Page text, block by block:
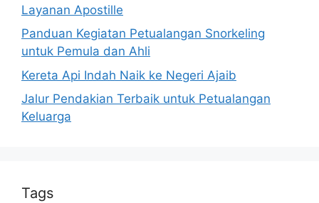
Layanan Apostille
Panduan Kegiatan Petualangan Snorkeling
untuk Pemula dan Ahli
Kereta Api Indah Naik ke Negeri Ajaib
Jalur Pendakian Terbaik untuk Petualangan
Keluarga
Tags